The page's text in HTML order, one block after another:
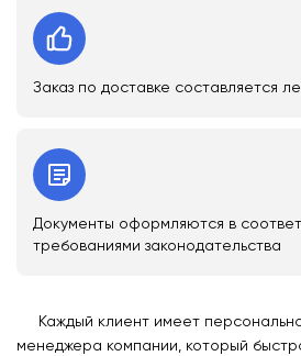
Заказ по доставке составляется
Документы оформляются в
требованиями законодательства
Каждый клиент имеет
менеджера компании, который